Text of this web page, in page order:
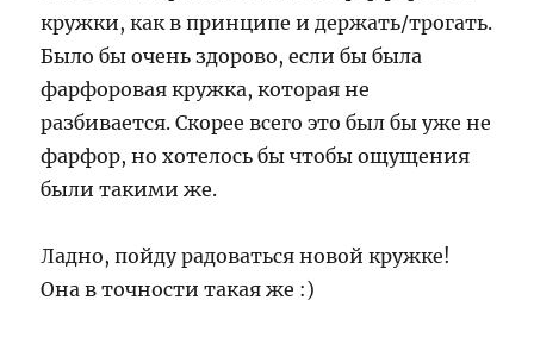
кружки, как в принципе и держать/трогать.
Было бы очень здорово, если бы была
фарфоровая кружка, которая не
разбивается. Скорее всего это был бы уже не
фарфор, но хотелось бы чтобы ощущения
были такими же.
Ладно, пойду радоваться новой кружке!
Она в точности такая же :)